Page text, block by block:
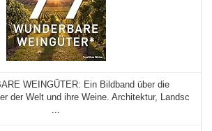
WEINGÜTER: Ein Bildband über die
der Welt und ihre Weine. Architektur, Landsc
...